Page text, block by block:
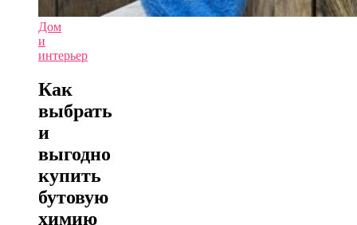
Дом
и
интерьер
Как
выбрать
и
выгодно
купить
бутовую
химию